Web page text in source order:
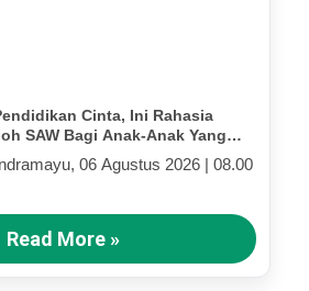
Cinta, Ini Rahasia
SAW Bagi Anak-Anak Yang
06 Agustus 2026 | 08.00
Read More »